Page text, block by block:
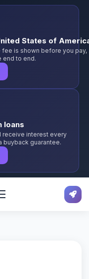
States of
is shown before you pay,
end to end.
loans
receive interest every
buyback guarantee.